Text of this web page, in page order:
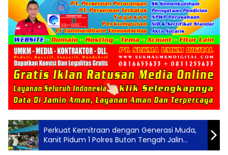
Perkuat Kemitraan dengan Generasi Muda,
Kanit Pidum 1 Polres Buton Tengah Jalin
Silaturahmi Bersama Pemuda Watulea